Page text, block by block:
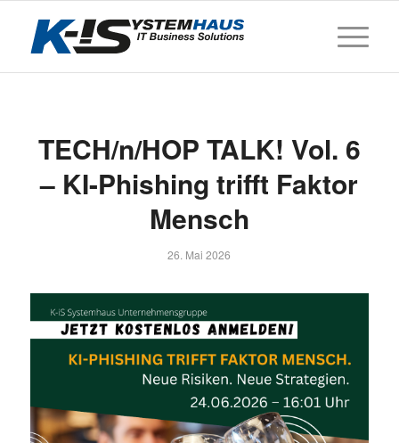
TECH/n/HOP TALK! Vol. 6
– KI-Phishing trifft Faktor
Mensch
26. Mai 2026